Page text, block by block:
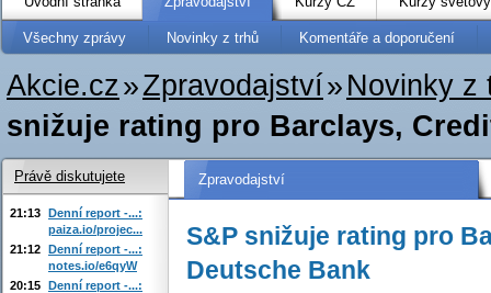
Všechny zprávy Novinky z trhů Komentáře a doporučení
Akcie.cz»Zpravodajství» Novinky z
snižuje rating pro Barclays,
Zpravodajství
S&P snižuje rating pro
Deutsche Bank
Právě diskutujete
21:13 Denní report -...:
paiza.io/projec...
21:12 Denní report -...:
notes.io/e6qyW
20:15 Denní report -...: